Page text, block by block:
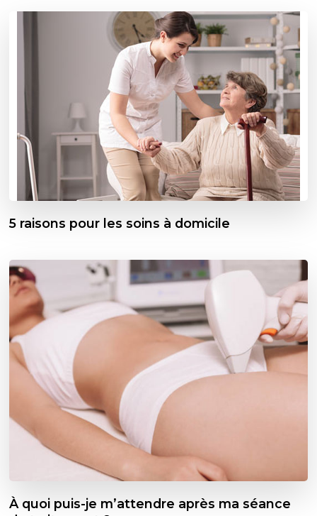
5 raisons pour les soins à domicile
À quoi puis-je m’attendre après ma séance